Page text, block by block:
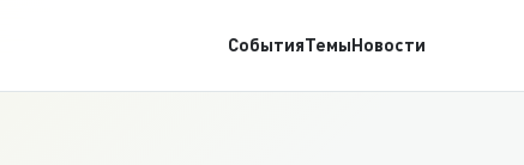
СобытияТемыНовости